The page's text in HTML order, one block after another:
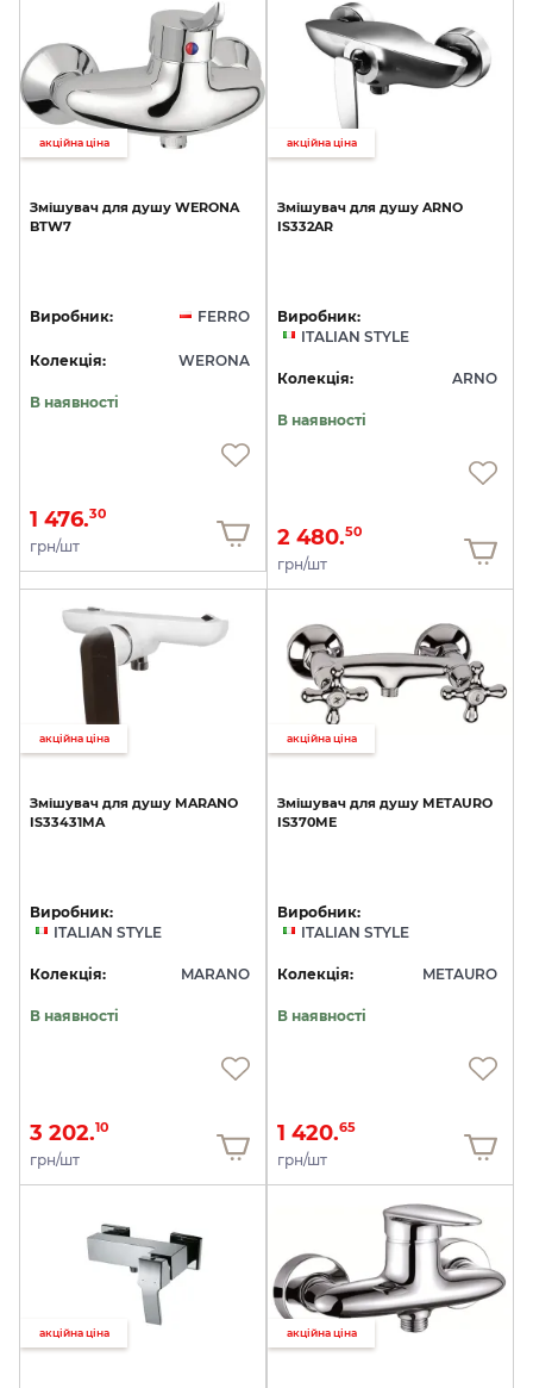
акційна ціна
Змішувач для душу WERONA
BTW7
Виробник: FERRO
Колекція: WERONA
В наявності
1 476.30
грн/шт
акційна ціна
Змішувач для душу ARNO
IS332AR
Виробник:
ITALIAN STYLE
Колекція: ARNO
В наявності
2 480.50
грн/шт
акційна ціна
Змішувач для душу MARANO
IS33431MA
Виробник:
ITALIAN STYLE
Колекція: MARANO
В наявності
3 202.10
грн/шт
акційна ціна
Змішувач для душу METAURO
IS370ME
Виробник:
ITALIAN STYLE
Колекція: METAURO
В наявності
1 420.65
грн/шт
акційна ціна акційна ціна